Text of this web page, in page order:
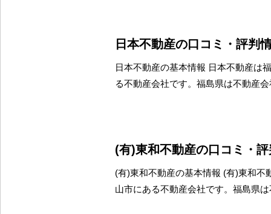
日本不動産の口コミ・評判
日本不動産の基本情報 日本不動産は
る不動産会社です。福島県は不動産
(有)東和不動産の口コミ・
(有)東和不動産の基本情報 (有)東和不
山市にある不動産会社です。福島県